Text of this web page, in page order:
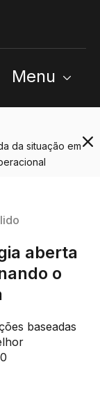
Menu
da situação em
aberta
o
baseadas